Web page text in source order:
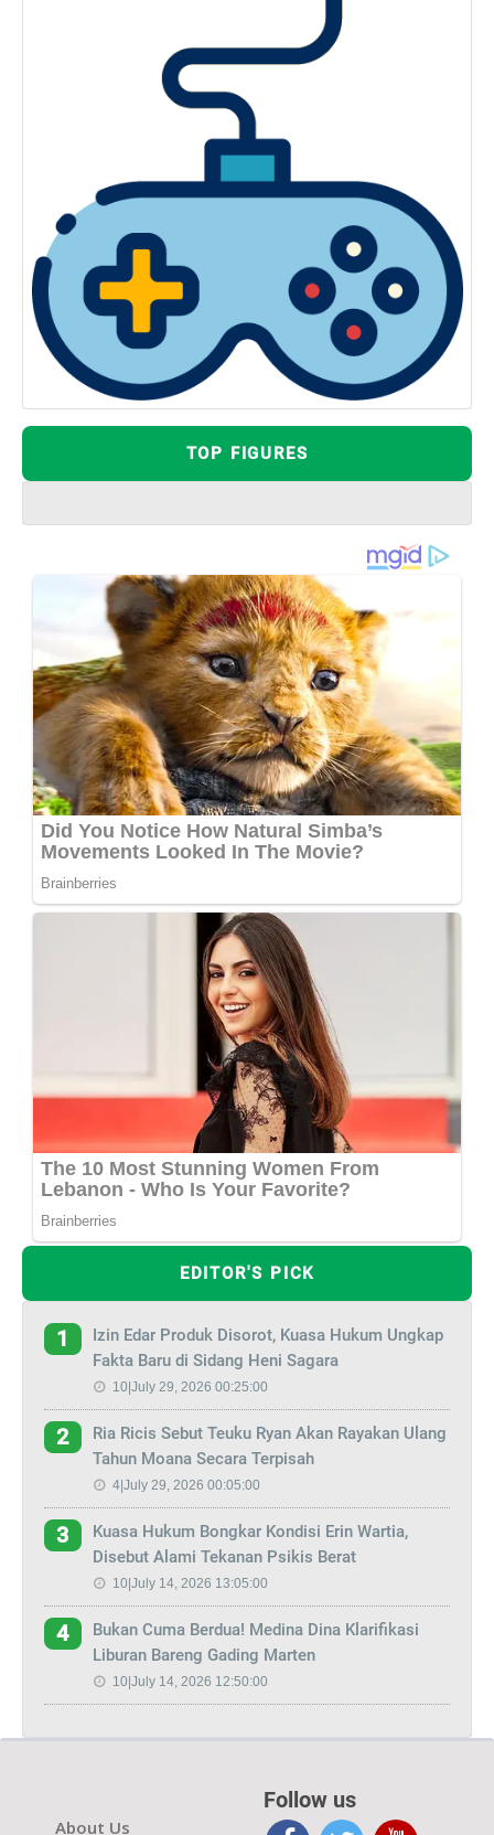
TOP FIGURES
EDITOR'S PICK
1
Izin Edar Produk Disorot, Kuasa Hukum Ungkap
Fakta Baru di Sidang Heni Sagara
10|July 29, 2026 00:25:00
2
Ria Ricis Sebut Teuku Ryan Akan Rayakan Ulang
Tahun Moana Secara Terpisah
4|July 29, 2026 00:05:00
3
Kuasa Hukum Bongkar Kondisi Erin Wartia,
Disebut Alami Tekanan Psikis Berat
10|July 14, 2026 13:05:00
4
Bukan Cuma Berdua! Medina Dina Klarifikasi
Liburan Bareng Gading Marten
10|July 14, 2026 12:50:00
About Us
Follow us